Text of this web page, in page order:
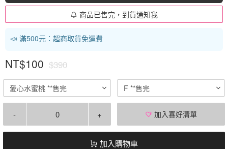
商品已售完，到貨通知我
📣 滿500元：超商取貨免運費
NT$100 $390
愛心水蜜桃 **售完 F **售完
- + 加入喜好清單
加入購物車